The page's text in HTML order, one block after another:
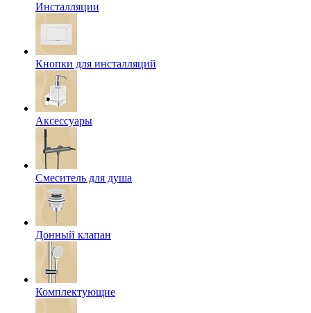
Инсталляции
Кнопки для инсталляций
Аксессуары
Смеситель для душа
Донный клапан
Комплектующие